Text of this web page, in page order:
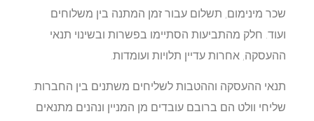
שכר מינימום, תשלום עבור זמן המתנה בין משלוחים
ועוד. חלק מהתביעות הסתיימו בפשרות ובשינוי תנאי
ההעסקה, אחרות עדיין תלויות ועומדות.
תנאי ההעסקה וההטבות לשליחים משתנים בין החברות.
שליחי וולט הם ברובם עובדים מן המניין ונהנים מתנאים